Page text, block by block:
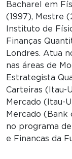
Bacharel em
(1997), Mestre
Instituto de
Finanças
Londres. Atua
nas áreas de
Estrategista
Carteiras (Itau-
Mercado (Itau-
Mercado
no programa
e Financas da